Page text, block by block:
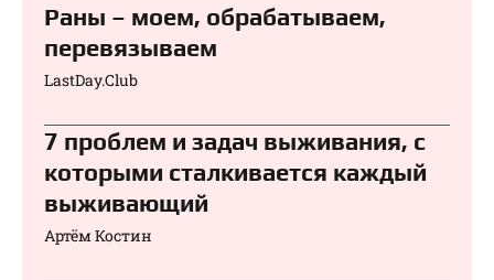
Раны – моем, обрабатываем,
перевязываем⁠⁠
LastDay.Club
7 проблем и задач выживания, с
которыми сталкивается каждый
выживающий
Артём Костин